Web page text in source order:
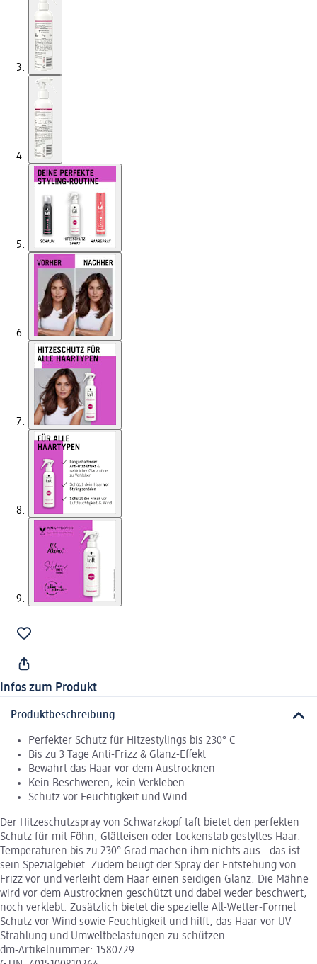
Infos zum Produkt
Produktbeschreibung
Perfekter Schutz für Hitzestylings bis 230° C
Bis zu 3 Tage Anti-Frizz & Glanz-Effekt
Bewahrt das Haar vor dem Austrocknen
Kein Beschweren, kein Verkleben
Schutz vor Feuchtigkeit und Wind
Der Hitzeschutzspray von Schwarzkopf taft bietet den perfekten
Schutz für mit Föhn, Glätteisen oder Lockenstab gestyltes Haar.
Temperaturen bis zu 230° Grad machen ihm nichts aus - das ist
sein Spezialgebiet. Zudem beugt der Spray der Entstehung von
Frizz vor und verleiht dem Haar einen seidigen Glanz. Die Mähne
wird vor dem Austrocknen geschützt und dabei weder beschwert,
noch verklebt. Zusätzlich bietet die spezielle All-Wetter-Formel
Schutz vor Wind sowie Feuchtigkeit und hilft, das Haar vor UV-
Strahlung und Umweltbelastungen zu schützen.
dm-Artikelnummer: 1580729